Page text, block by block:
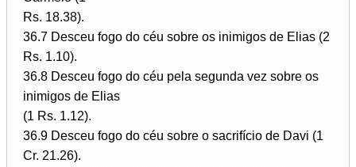
Rs. 18.38).
36.7 Desceu fogo do céu sobre os inimigos de Elias (2
Rs. 1.10).
36.8 Desceu fogo do céu pela segunda vez sobre os
inimigos de Elias
(1 Rs. 1.12).
36.9 Desceu fogo do céu sobre o sacrifício de Davi (1
Cr. 21.26).